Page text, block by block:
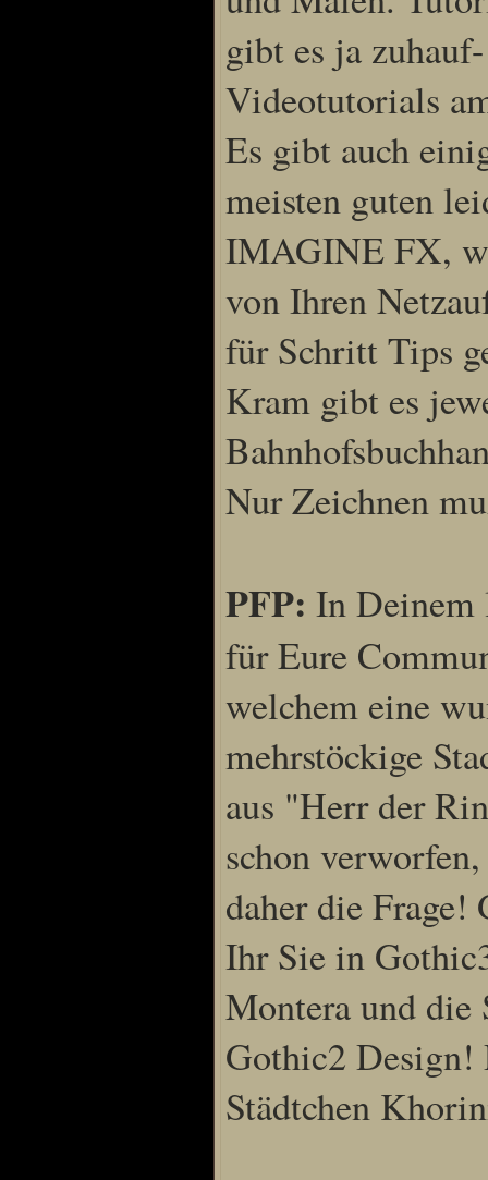
gibt es ja
Videotutorials
Es gibt auch
meisten guten
IMAGINE FX,
von Ihren
für Schritt Tips
Kram gibt es
Nur Zeichnen
PFP: In Deinem
für Eure
welchem eine
mehrstöckige
aus "Herr der
schon
daher die
Ihr Sie in
Montera und die
Gothic2 Design!
Städtchen